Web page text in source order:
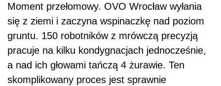
Moment przełomowy. OVO Wrocław wyłania
się z ziemi i zaczyna wspinaczkę nad poziom
gruntu. 150 robotników z mrówczą precyzją
pracuje na kilku kondygnacjach jednocześnie,
a nad ich głowami tańczą 4 żurawie. Ten
skomplikowany proces jest sprawnie